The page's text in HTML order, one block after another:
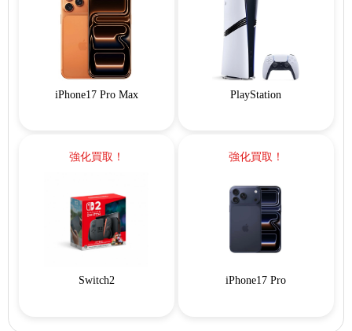
iPhone17 Pro Max PlayStation
強化買取！
Switch2
強化買取！
iPhone17 Pro